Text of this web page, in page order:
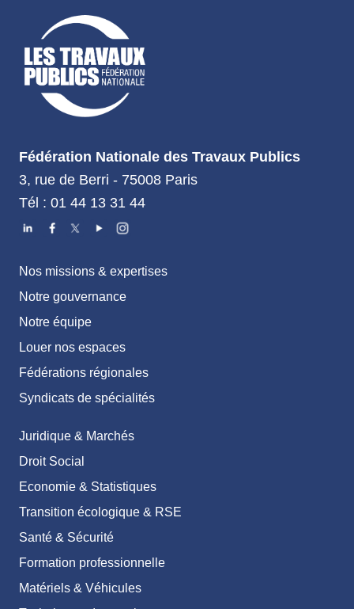
Fédération Nationale des Travaux Publics
3, rue de Berri - 75008 Paris
Tél : 01 44 13 31 44
Nos missions & expertises
Notre gouvernance
Notre équipe
Louer nos espaces
Fédérations régionales
Syndicats de spécialités
Juridique & Marchés
Droit Social
Economie & Statistiques
Transition écologique & RSE
Santé & Sécurité
Formation professionnelle
Matériels & Véhicules